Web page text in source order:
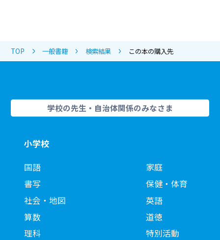
TOP 一般書籍 検索結果 この本の購入先
学校の先生・自治体関係のみなさま
小学校
国語
書写
社会・地図
算数
理科
家庭
保健・体育
英語
道徳
特別活動